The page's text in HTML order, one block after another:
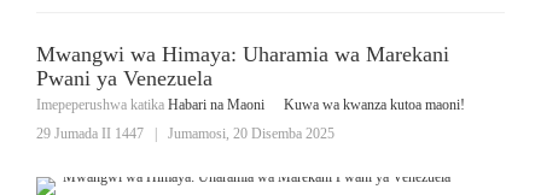
Mwangwi wa Himaya: Uharamia wa Marekani
Pwani ya Venezuela
Imepeperushwa katika Habari na Maoni
Kuwa wa kwanza kutoa maoni!
29 Jumada II 1447
Jumamosi, 20 Disemba 2025